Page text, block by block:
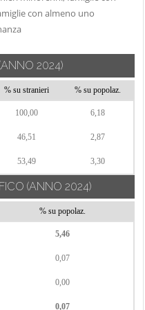
Sormano
Tremezzina
Trezzone
Turate
Uggiate con
con almeno uno
2024)
% su stranieri % su popolaz.
100,00 6,18
46,51 2,87
53,49 3,30
(ANNO 2024)
% su popolaz.
5,46
0,07
0,00
0,07